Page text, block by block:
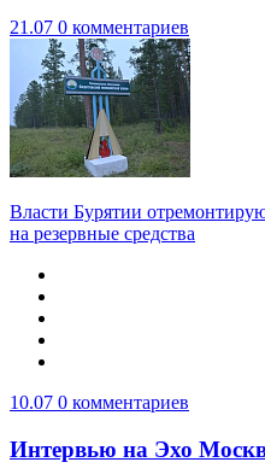
21.07 0 комментариев
Власти Бурятии
на резервные средства
10.07 0 комментариев
Интервью на Эхо